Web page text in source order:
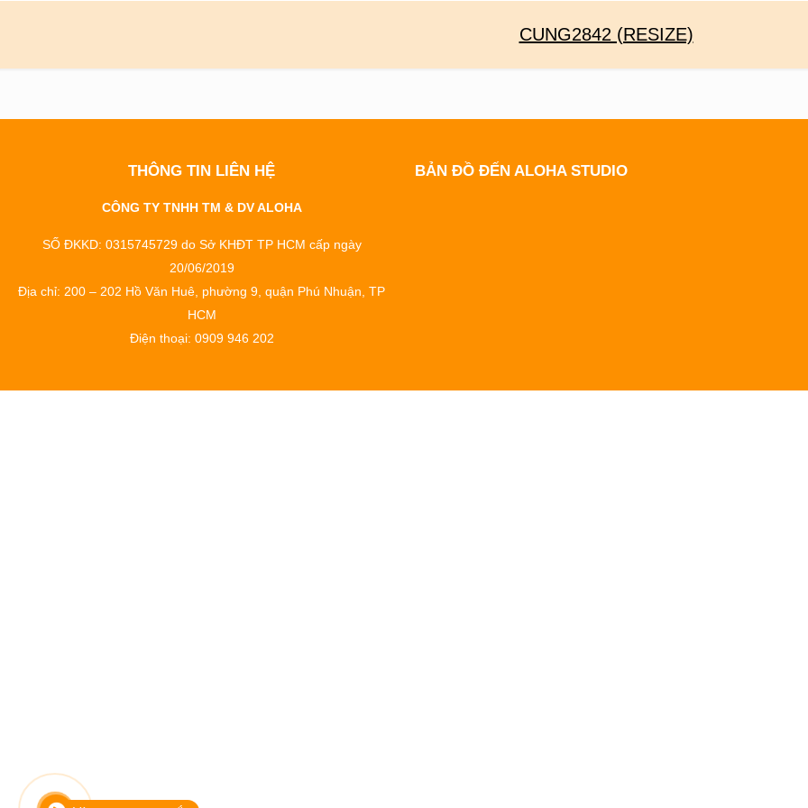
CUNG2842 (RESIZE)
THÔNG TIN LIÊN HỆ
CÔNG TY TNHH TM & DV ALOHA
SỐ ĐKKD: 0315745729 do Sở KHĐT TP HCM cấp ngày
20/06/2019
Địa chỉ: 200 – 202 Hồ Văn Huê, phường 9, quận Phú Nhuận, TP
HCM
Điện thoại: 0909 946 202
BẢN ĐỒ ĐẾN ALOHA STUDIO